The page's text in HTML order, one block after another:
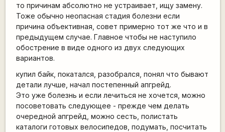
то причинам абсолютно не устраивает, ищу замену.
Тоже обычно неопасная стадия болезни если
причина объективная, совет примерно тот же что и в
предыдущем случае. Главное чтобы не наступило
обострение в виде одного из двух следующих
вариантов.
купил байк, покатался, разобрался, понял что бывают
детали лучше, начал постепенный апгрейд.
Это уже болезнь и если лечиться не хочется, можно
посоветовать следующее - прежде чем делать
очередной апгрейд, можно сесть, полистать
каталоги готовых велосипедов, подумать, посчитать